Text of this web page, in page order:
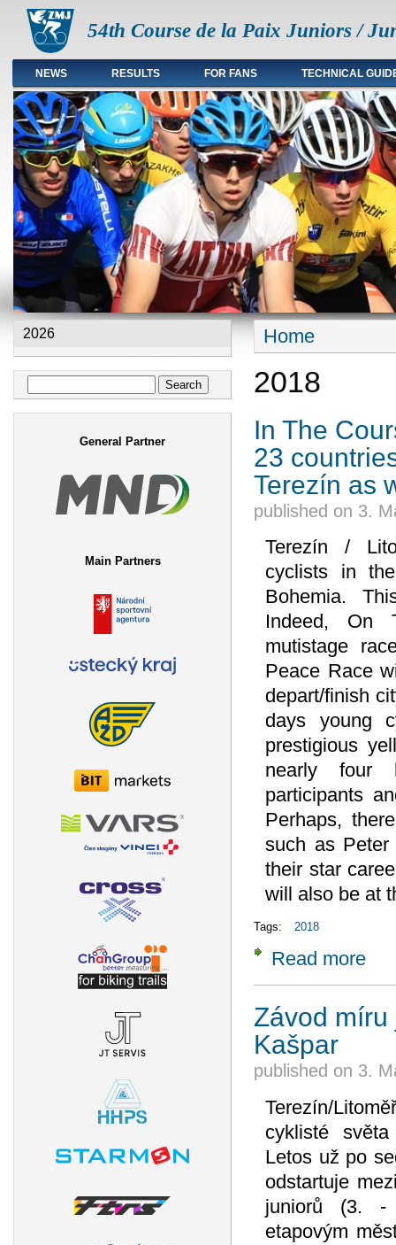
54th Course de la Paix Juniors /
Main menu en
NEWS RESULTS FOR FANS TECHNICAL
2026
Search form
General Partner
Main Partners
You are here
Home
2018
In The
23
Terezín as
published on 3.
Terezín /
cyclists in
Bohemia.
Indeed, On
mutistage
Peace Race
depart/finish
days young
prestigious
nearly four
participants
Perhaps,
such as Peter
their star
will also be at
Tags: 2018
Read more
Závod
Kašpar
published on 3.
Terezín/
cyklisté
Letos už po
odstartuje
juniorů (3. -
etapovým